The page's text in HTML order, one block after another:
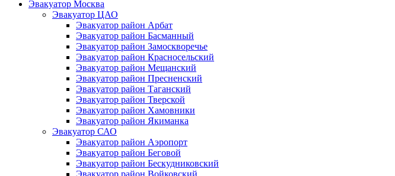
Эвакуатор Москва
Эвакуатор ЦАО
Эвакуатор район Арбат
Эвакуатор район Басманный
Эвакуатор район Замоскворечье
Эвакуатор район Красносельский
Эвакуатор район Мещанский
Эвакуатор район Пресненский
Эвакуатор район Таганский
Эвакуатор район Тверской
Эвакуатор район Хамовники
Эвакуатор район Якиманка
Эвакуатор САО
Эвакуатор район Аэропорт
Эвакуатор район Беговой
Эвакуатор район Бескудниковский